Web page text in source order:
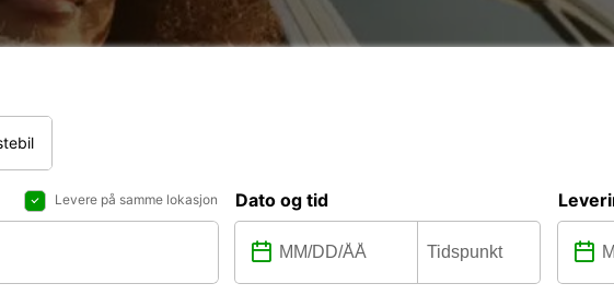
Levere på samme lokasjon Dato og tid